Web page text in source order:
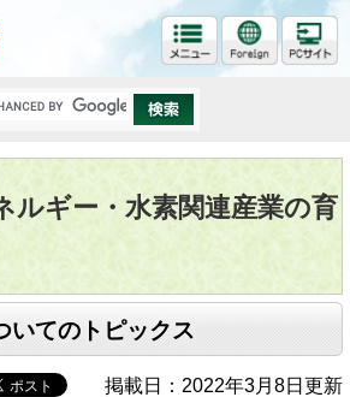
ルギー・水素関連産業の育
いてのトピックス
掲載日：2022年3月8日更新